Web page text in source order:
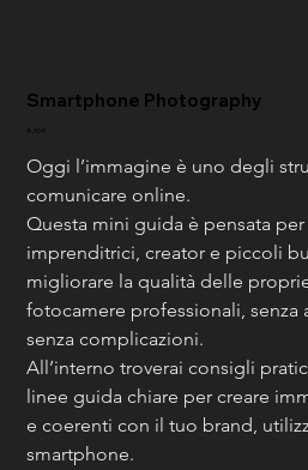
Smartphone Photography
Prezzo
8,50 €
Oggi l’immagine è uno degli
comunicare online.
Questa mini guida è pensata
imprenditrici, creator e piccoli
migliorare la qualità delle
fotocamere professionali, senza
senza complicazioni.
All’interno troverai consigli
linee guida chiare per creare
e coerenti con il tuo brand,
smartphone.